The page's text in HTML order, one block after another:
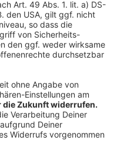
Sie die
Sie der
um dieses
Consent
Video)